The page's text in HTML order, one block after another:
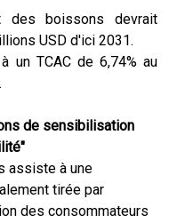
des boissons devrait
USD d'ici 2031.
un TCAC de 6,74% au
de sensibilisation
assiste à une
tirée par
des consommateurs